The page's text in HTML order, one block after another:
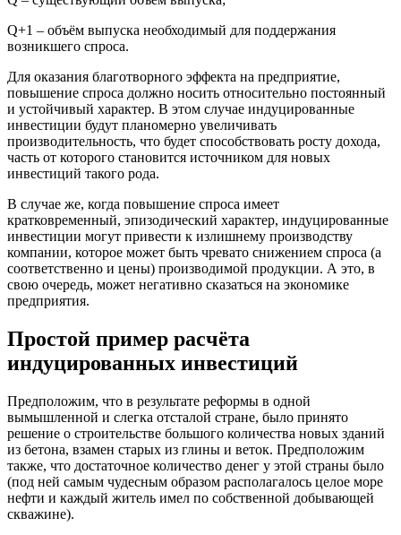
Q+1 – объём выпуска необходимый для поддержания
возникшего спроса.
Для оказания благотворного эффекта на предприятие,
повышение спроса должно носить относительно постоянный
и устойчивый характер. В этом случае индуцированные
инвестиции будут планомерно увеличивать
производительность, что будет способствовать росту дохода,
часть от которого становится источником для новых
инвестиций такого рода.
В случае же, когда повышение спроса имеет
кратковременный, эпизодический характер, индуцированные
инвестиции могут привести к излишнему производству
компании, которое может быть чревато снижением спроса (а
соответственно и цены) производимой продукции. А это, в
свою очередь, может негативно сказаться на экономике
предприятия.
Простой пример расчёта
индуцированных инвестиций
Предположим, что в результате реформы в одной
вымышленной и слегка отсталой стране, было принято
решение о строительстве большого количества новых зданий
из бетона, взамен старых из глины и веток. Предположим
также, что достаточное количество денег у этой страны было
(под ней самым чудесным образом располагалось целое море
нефти и каждый житель имел по собственной добывающей
скважине).